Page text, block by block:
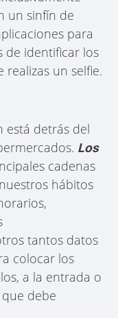
un sinfín de
para
de identificar los
realizas un selfie.
está detrás del
Los
cadenas
hábitos
tantos datos
colocar los
a la entrada o
debe